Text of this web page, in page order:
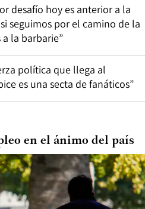
desafío hoy es anterior a la
seguimos por el camino de la
la barbarie”
política que llega al
es una secta de fanáticos”
en el ánimo del país